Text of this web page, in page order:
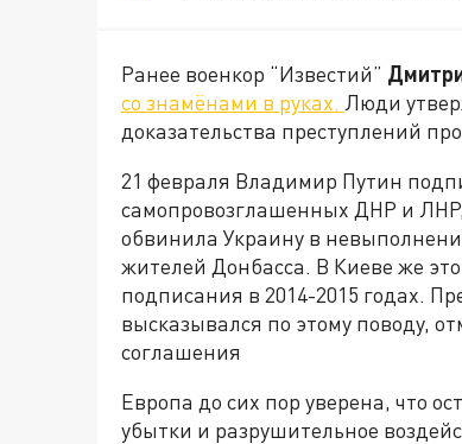
Ранее военкор “Известий”
со знамёнами в руках. Люди
доказательства преступлений
21 февраля Владимир Путин
самопровозглашенных ДНР и
обвинила Украину в
жителей Донбасса. В Киеве же
подписания в 2014-2015 годах.
высказывался по этому поводу,
соглашения
Европа до сих пор уверена, что
убытки и разрушительное